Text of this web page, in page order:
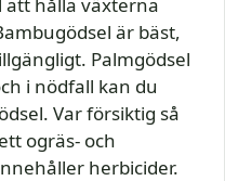
är bäst,
Palmgödsel
i nödfall kan du
Var försiktig så
ogräs- och
herbicider.